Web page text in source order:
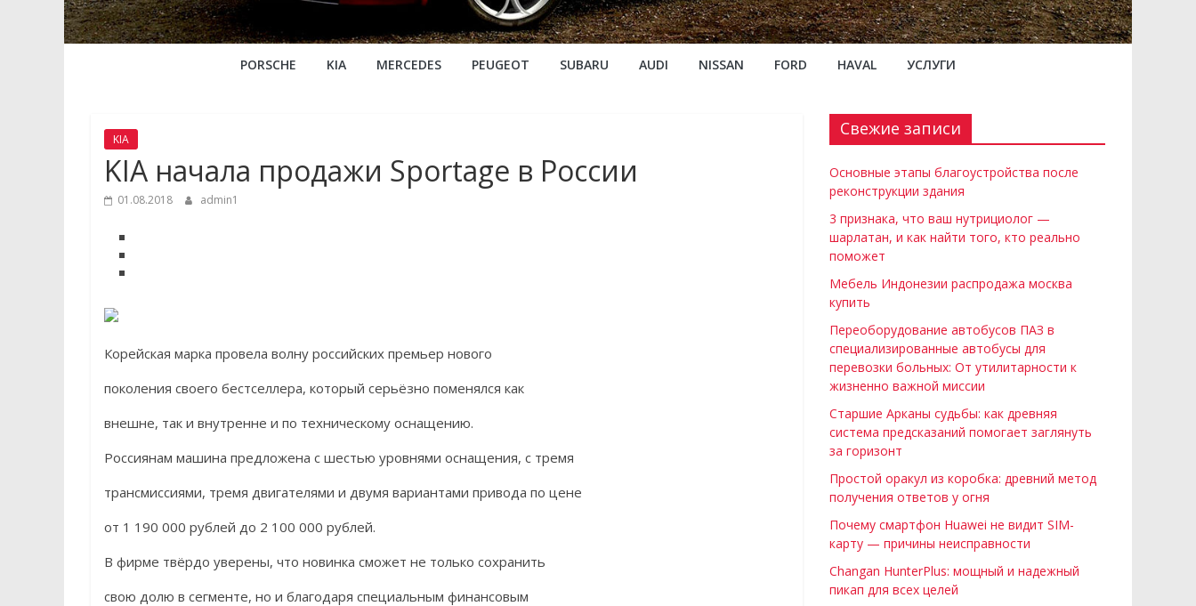
PORSCHE KIA MERCEDES PEUGEOT SUBARU AUDI NISSAN FORD HAVAL УСЛУГИ
KIA
KIA начала продажи Sportage в России
01.08.2018 admin1
Корейская марка провела волну российских премьер нового
поколения своего бестселлера, который серьёзно поменялся как
внешне, так и внутренне и по техническому оснащению.
Россиянам машина предложена с шестью уровнями оснащения, с тремя
трансмиссиями, тремя двигателями и двумя вариантами привода по цене
от 1 190 000 рублей до 2 100 000 рублей.
В фирме твёрдо уверены, что новинка сможет не только сохранить
свою долю в сегменте, но и благодаря специальным финансовым
Свежие записи
Основные этапы благоустройства после
реконструкции здания
3 признака, что ваш нутрициолог —
шарлатан, и как найти того, кто реально
поможет
Мебель Индонезии распродажа москва
купить
Переоборудование автобусов ПАЗ в
специализированные автобусы для
перевозки больных: От утилитарности к
жизненно важной миссии
Старшие Арканы судьбы: как древняя
система предсказаний помогает заглянуть
за горизонт
Простой оракул из коробка: древний метод
получения ответов у огня
Почему смартфон Huawei не видит SIM-
карту — причины неисправности
Changan HunterPlus: мощный и надежный
пикап для всех целей